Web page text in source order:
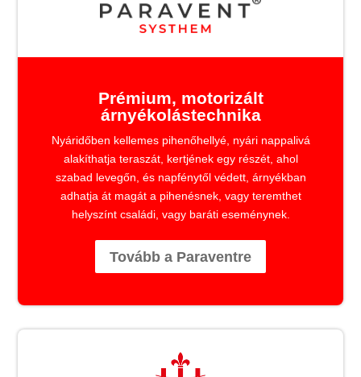
Prémium, motorizált
árnyékolástechnika
Nyáridőben kellemes pihenőhellyé, nyári nappalivá
alakíthatja teraszát, kertjének egy részét, ahol
szabad levegőn, és napfénytől védett, árnyékban
adhatja át magát a pihenésnek, vagy teremthet
helyszínt családi, vagy baráti eseménynek.
Tovább a Paraventre